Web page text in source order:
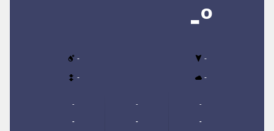
-º
- -
- -
-
-
-
-
-
-